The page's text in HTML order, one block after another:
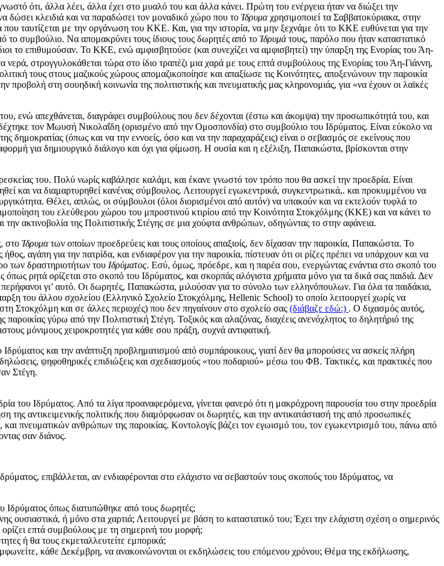
ότι, άλλα λέει, άλλα έχει στο μυαλό του και άλλα κάνει. Πρώτη του ενέργεια ήταν να διώξει την
δώσει κλειδιά και να παραδώσει τον μοναδικό χώρο που το Ίδρυμαχρησιμοποιεί τα Σαββατοκύριακα, στην
που ταυτίζεται με την οργάνωση του ΚΚΕ. Και, για την ιστορία, να μην ξεχνάμε ότι το ΚΚΕ ευθύνεται για την
το συμβούλιο. Να απομακρύνει τους ίδιους τους δωρητές από το Ίδρυμάτους, παρόλο που ήταν καταστατικό
το επιθυμούσαν. Το ΚΚΕ, ενώ αμφισβητούσε (και συνεχίζει να αμφισβητεί) την ύπαρξη της Ενορίας του Άη-
στρογγυλοκάθεται τώρα στο ίδιο τραπέζι μια χαρά με τους επτά συμβούλους της Ενορίας του Άη-Γιάννη,
τους στους μαζικούς χώρους απομαζικοποίησε και απαξίωσε τις Κοινότητες, αποξενώνουν την παροικία
προβολή στη σουηδική κοινωνία της πολιτιστικής και πνευματικής μας κληρονομιάς, για «να έχουν οι λαϊκές
ενώ απεχθάνεται, διαγράφει συμβούλους που δεν δέχονται (έστω και άκομψα) την προσωπικότητά του, και
τον Μωυσή Νικολαΐδη (ορισμένο από την Ομοσπονδία) στο συμβούλιο του Ιδρύματος. Είναι εύκολο να
δημοκρατίας (όπως και να την εννοείς, όσο και να την παραχαράζεις) είναι ο σεβασμός σε εκείνους που
για δημιουργικό διάλογο και όχι για φίμωση. Η ουσία και η εξέλιξη, Παπακώστα, βρίσκονται στην
του. Πολύ νωρίς καβάλησε καλάμι, και έκανε γνωστό τον τρόπο που θα ασκεί την προεδρία. Είναι
και να διαμαρτυρηθεί κανένας σύμβουλος. Λειτουργεί εγωκεντρικά, συγκεντρωτικά,. και προκυμμένου να
Θέλει, απλώς, οι σύμβουλοι (όλοι διορισμένοι από αυτόν) να υπακούν και να εκτελούν τυφλά το
του ελεύθερου χώρου του μπροστινού κτιρίου από την Κοινότητα Στοκχόλμης (ΚΚΕ) και να κάνει το
την ακτινοβολία της Πολιτιστικής Στέγης σε μια χούφτα ανθρώπων, οδηγώντας το στην αφάνεια.
στο Ίδρυματων οποίων προεδρεύεις και τους οποίους απαξιοίς, δεν δίχασαν την παροικία, Παπακώστα. Το
αγάπη για την πατρίδα, και ενδιαφέρον για την παροικία, πίστευαν ότι οι ρίζες πρέπει να υπάρχουν και να
των δραστηριοτήτων του Ιδρύματος. Εσύ, όμως, πρόεδρε, και η παρέα σου, ενεργώντας ενάντια στο σκοπό του
όπως ρητά ορίζεται στο σκοπό του Ιδρύματος, και σκορπάς αλόγιστα χρήματα μόνο για τα δικά σας παιδιά. Δεν
περήφανοι γι’ αυτό. Οι δωρητές, Παπακώστα, μιλούσαν για το σύνολο των ελληνόπουλων. Για όλα τα παιδάκια,
του άλλου σχολείου (Ελληνικό Σχολείο Στοκχόλμης, Hellenic School) το οποίο λειτουργεί χωρίς να
Στοκχόλμη και σε άλλες περιοχές) που δεν πηγαίνουν στο σχολείο σας (διάβαζε εδώ:) . Ο διχασμός αυτός,
γύρω από την Πολιτιστική Στέγη. Τοξικός και αλαζόνας, διαχέεις ανενόχλητος το δηλητήριό της
μόνιμους χειροκροτητές για κάθε σου πράξη, συχνά αντιφατική.
Ιδρύματος και την ανάπτυξη προβληματισμού από συμπάροικους, γιατί δεν θα μπορούσες να ασκείς πλήρη
ψηφοθηρικές επιδιώξεις και σχεδιασμούς «του ποδαριού» μέσω του ΦΒ. Τακτικές, και πρακτικές που
Στέγη.
του Ιδρύματος. Από τα λίγα προαναφερόμενα, γίνεται φανερό ότι η μακρόχρονη παρουσία του στην προεδρία
της αντικειμενικής πολιτικής που διαμόρφωσαν οι δωρητές, και την αντικατάστασή της από προσωπικές
πνευματικών ανθρώπων της παροικίας. Κοντολογίς βάζει τον εγωισμό του, τον εγωκεντρισμό του, πάνω από
σαν διάνος.
επιβάλλεται, αν ενδιαφέρονται στο ελάχιστο να σεβαστούν τους σκοπούς του Ιδρύματος, να
Ιδρύματος όπως διατυπώθηκε από τους δωρητές;
ουσιαστικά, ή μόνο στα χαρτιά; Λειτουργεί με βάση το καταστατικό του; Έχει την ελάχιστη σχέση ο σημερινός
επτά συμβούλους με τη σημερινή του μορφή;
ή θα τους εκμεταλλευτείτε εμπορικά;
κάθε Δεκέμβρη, να ανακοινώνονται οι εκδηλώσεις του επόμενου χρόνου; Θέμα της εκδήλωσης,